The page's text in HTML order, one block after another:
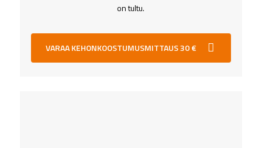
on tultu.
VARAA KEHONKOOSTUMUSMITTAUS 30 €